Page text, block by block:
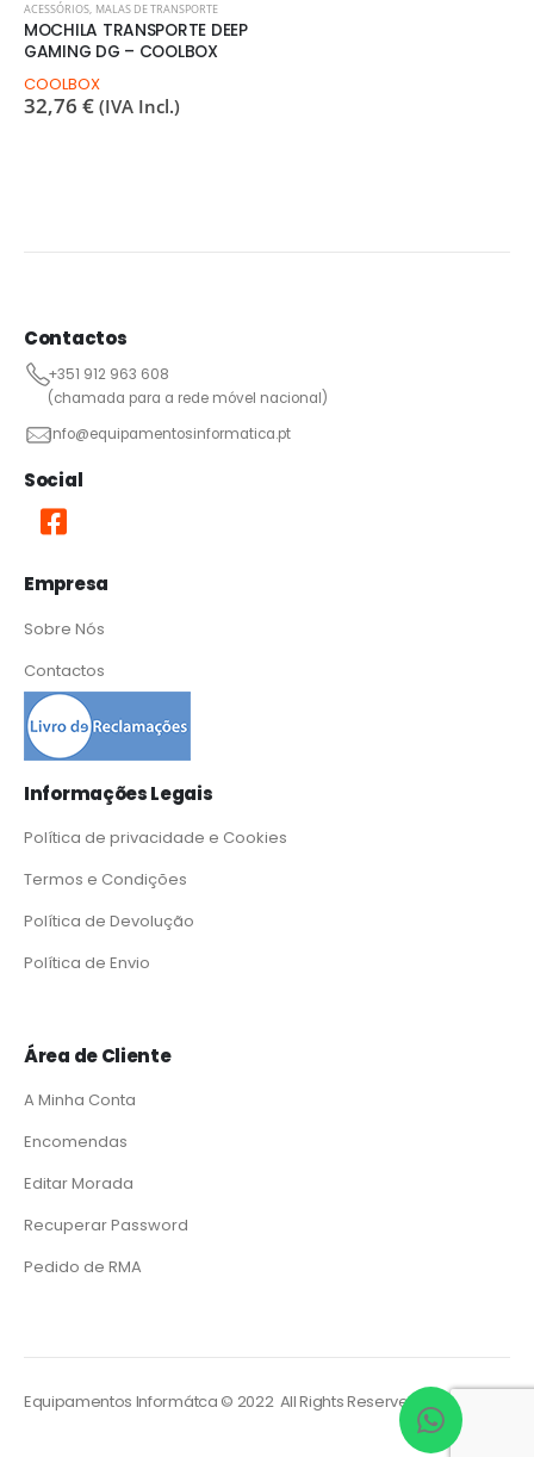
ACESSÓRIOS, MALAS DE TRANSPORTE
MOCHILA TRANSPORTE DEEP
GAMING DG – COOLBOX
COOLBOX
32,76 € (IVA Incl.)
Contactos
+351 912 963 608
(chamada para a rede móvel nacional)
info@equipamentosinformatica.pt
Social
Empresa
Sobre Nós
Contactos
Informações Legais
Política de privacidade e Cookies
Termos e Condições
Política de Devolução
Política de Envio
Área de Cliente
A Minha Conta
Encomendas
Editar Morada
Recuperar Password
Pedido de RMA
Equipamentos Informátca © 2022 All Rights Reserved. Powered by